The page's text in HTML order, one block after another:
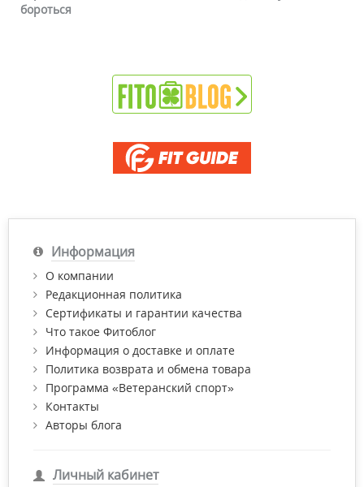
Информация
О компании
Редакционная политика
Сертификаты и гарантии качества
Что такое Фитоблог
Информация о доставке и оплате
Политика возврата и обмена товара
Программа «Ветеранский спорт»
Контакты
Авторы блога
Личный кабинет